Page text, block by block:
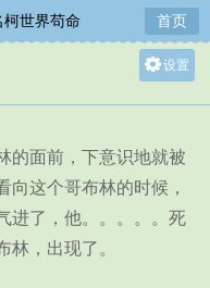
世界苟命 首页
设置
中
小
面前，下意识地就被
向这个哥布林的时候，
进了，他。。。。。死
林，出现了。